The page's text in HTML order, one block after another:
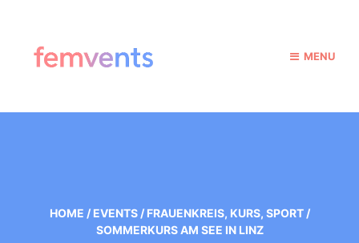
MENU
HOME / EVENTS / FRAUENKREIS, KURS, SPORT /
SOMMERKURS AM SEE IN LINZ